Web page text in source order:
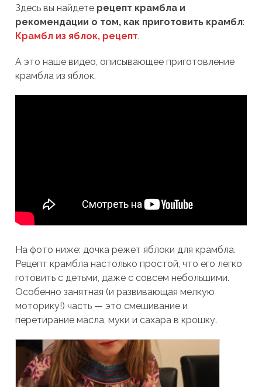
Здесь вы найдете рецепт крамбла и
рекомендации о том, как приготовить крамбл:
Крамбл из яблок, рецепт.
А это наше видео, описывающее приготовление
крамбла из яблок.
На фото ниже: дочка режет яблоки для крамбла.
Рецепт крамбла настолько простой, что его легко
готовить с детьми, даже с совсем небольшими.
Особенно занятная (и развивающая мелкую
моторику!) часть — это смешивание и
перетирание масла, муки и сахара в крошку.